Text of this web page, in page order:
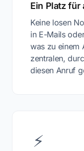
Ein Platz für
Keine losen
in E-Mails
was zu einem
zentralen,
diesen Anruf
⚡